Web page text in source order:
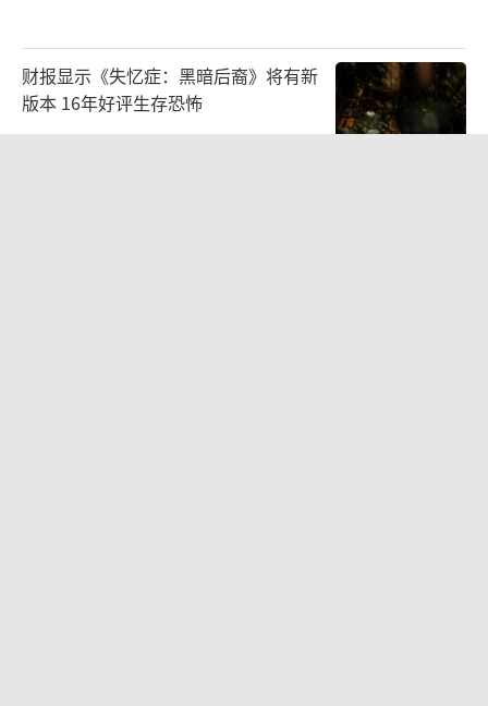
财报显示《失忆症：黑暗后裔》将有新
版本 16年好评生存恐怖
2026-08-03 09:47:33